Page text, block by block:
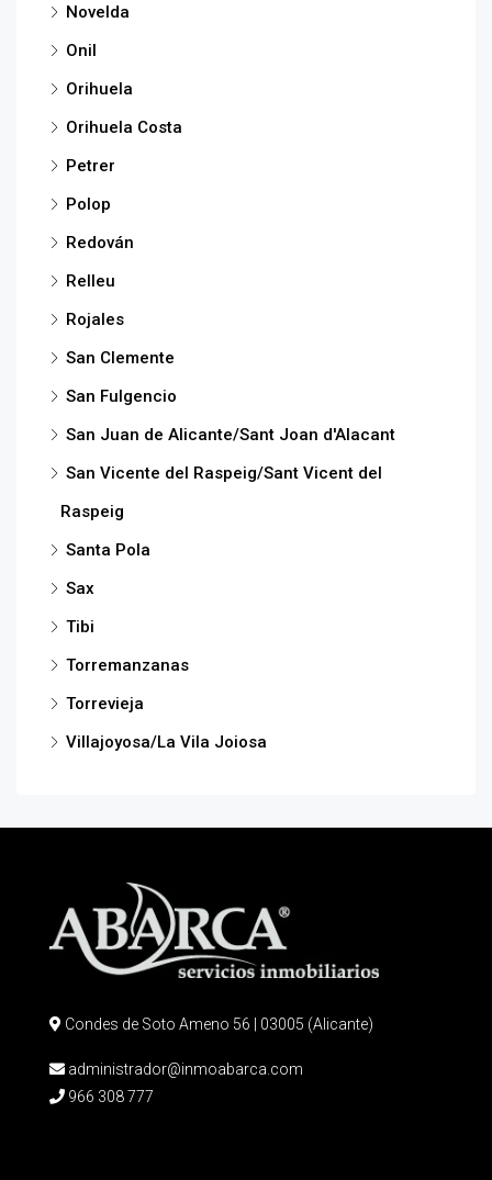
Novelda
Onil
Orihuela
Orihuela Costa
Petrer
Polop
Redován
Relleu
Rojales
San Clemente
San Fulgencio
San Juan de Alicante/Sant Joan d'Alacant
San Vicente del Raspeig/Sant Vicent del
Raspeig
Santa Pola
Sax
Tibi
Torremanzanas
Torrevieja
Villajoyosa/La Vila Joiosa
Condes de Soto Ameno 56 | 03005 (Alicante)
administrador@inmoabarca.com
966 308 777